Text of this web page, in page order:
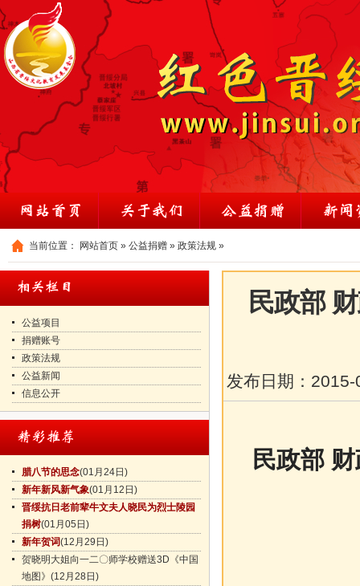
当前位置： 网站首页 » 公益捐赠 » 政策法规 »
公益项目
捐赠账号
政策法规
公益新闻
信息公开
腊八节的思念(01月24日)
新年新风新气象(01月12日)
晋绥抗日老前辈牛文夫人晓民为烈士陵园
捐树(01月05日)
新年贺词(12月29日)
贺晓明大姐向一二〇师学校赠送3D《中国
地图》 (12月28日)
民政部
发布日期： 2015-
民政部